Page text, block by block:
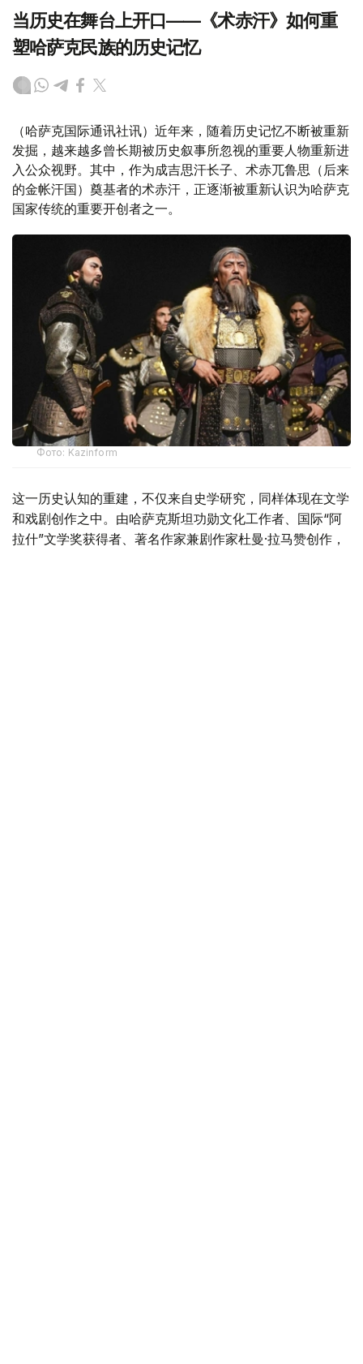
当历史在舞台上开口——《术赤汗》如何重
塑哈萨克民族的历史记忆
（哈萨克国际通讯社讯）近年来，随着历史记忆不断被重新
发掘，越来越多曾长期被历史叙事所忽视的重要人物重新进
入公众视野。其中，作为成吉思汗长子、术赤兀鲁思（后来
的金帐汗国）奠基者的术赤汗，正逐渐被重新认识为哈萨克
国家传统的重要开创者之一。
Фото: Kazinform
这一历史认知的重建，不仅来自史学研究，同样体现在文学
和戏剧创作之中。由哈萨克斯坦功勋文化工作者、国际“阿
拉什”文学奖获得者、著名作家兼剧作家杜曼·拉马赞创作，